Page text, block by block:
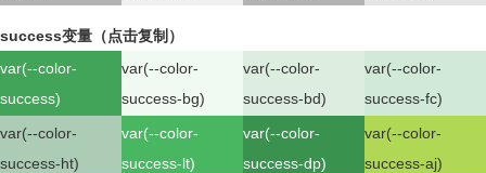
success变量（点击复制）
var(--color-
success)
var(--color-
success-bg)
var(--color-
success-bd)
var(--color-
success-fc)
var(--color-
success-ht)
var(--color-
success-lt)
var(--color-
success-dp)
var(--color-
success-aj)